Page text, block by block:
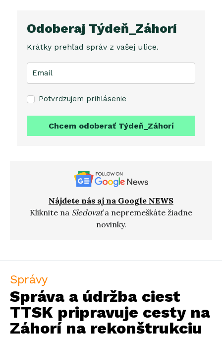
Odoberaj Týdeň_Záhorí
Krátky prehľad správ z vašej ulice.
Potvrdzujem prihlásenie
Chcem odoberať Týdeň_Záhorí
Nájdete nás aj na Google NEWS
Kliknite na Sledovaťa nepremeškáte žiadne
novinky.
Správy
Správa a údržba ciest
TTSK pripravuje cesty na
Záhorí na rekonštrukciu